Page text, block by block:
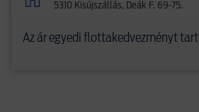
5310 Kisújszállás, Deák F. 69-75.
Az ár egyedi flottakedvezményt